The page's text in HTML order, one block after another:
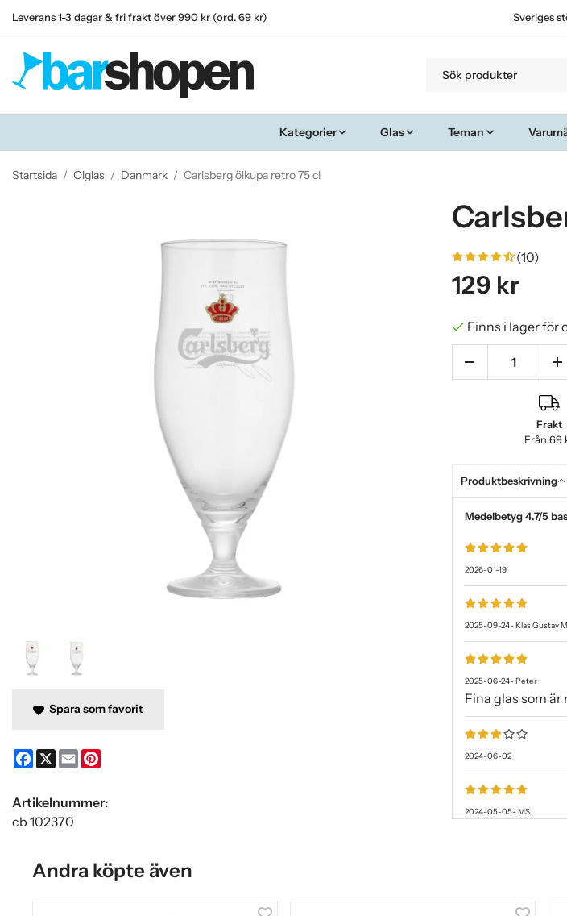
Leverans 1-3 dagar & fri frakt över 990 kr (ord. 69 kr) Sveriges
Kategorier Glas Teman
Startsida / Ölglas / Danmark / Carlsberg ölkupa retro 75 cl
(10)
129 kr
Finns i lager för
Frakt
Från 69
Produktbeskrivning
Medelbetyg4.7/5
2026-01-19
2025-09-24-Klas Gustav
2025-06-24-Peter
Fina glas som
2024-06-02
2024-05-05-MS
Spara som favorit
Facebook
X Email
Artikelnummer:
cb 102370
Andra köpte även